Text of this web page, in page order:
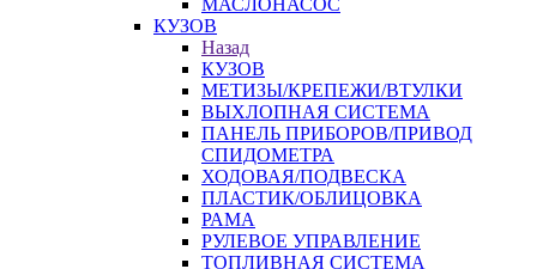
МАСЛОНАСОС
КУЗОВ
Назад
КУЗОВ
МЕТИЗЫ/КРЕПЕЖИ/ВТУЛКИ
ВЫХЛОПНАЯ СИСТЕМА
ПАНЕЛЬ ПРИБОРОВ/ПРИВОД
СПИДОМЕТРА
ХОДОВАЯ/ПОДВЕСКА
ПЛАСТИК/ОБЛИЦОВКА
РАМА
РУЛЕВОЕ УПРАВЛЕНИЕ
ТОПЛИВНАЯ СИСТЕМА